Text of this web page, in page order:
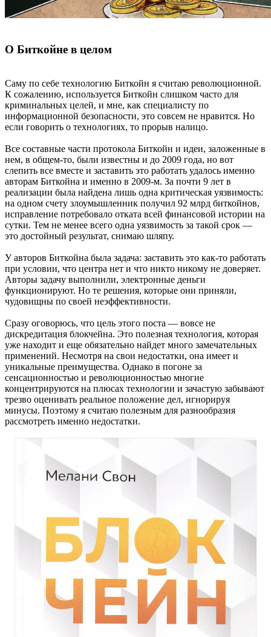
О Биткойне в целом
Саму по себе технологию Биткойн я считаю революционной.
К сожалению, используется Биткойн слишком часто для
криминальных целей, и мне, как специалисту по
информационной безопасности, это совсем не нравится. Но
если говорить о технологиях, то прорыв налицо.
Все составные части протокола Биткойн и идеи, заложенные в
нем, в общем-то, были известны и до 2009 года, но вот
слепить все вместе и заставить это работать удалось именно
авторам Биткойна и именно в 2009-м. За почти 9 лет в
реализации была найдена лишь одна критическая уязвимость:
на одном счету злоумышленник получил 92 млрд биткойнов,
исправление потребовало отката всей финансовой истории на
сутки. Тем не менее всего одна уязвимость за такой срок —
это достойный результат, снимаю шляпу.
У авторов Биткойна была задача: заставить это как-то работать
при условии, что центра нет и что никто никому не доверяет.
Авторы задачу выполнили, электронные деньги
функционируют. Но те решения, которые они приняли,
чудовищны по своей неэффективности.
Сразу оговорюсь, что цель этого поста — вовсе не
дискредитация блокчейна. Это полезная технология, которая
уже находит и еще обязательно найдет много замечательных
применений. Несмотря на свои недостатки, она имеет и
уникальные преимущества. Однако в погоне за
сенсационностью и революционностью многие
концентрируются на плюсах технологии и зачастую забывают
трезво оценивать реальное положение дел, игнорируя
минусы. Поэтому я считаю полезным для разнообразия
рассмотреть именно недостатки.